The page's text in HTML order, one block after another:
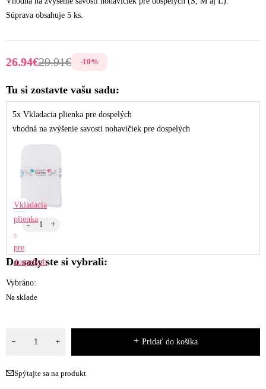
Súprava obsahuje 5 ks.
29.91€
26.94€ -10%
Tu si zostavte vašu sadu:
5x Vkladacia plienka pre dospelých
vhodná na zvýšenie savosti nohavičiek pre dospelých
Vkladacia
plienka
-
pre
dospelých
Do sady ste si vybrali:
Vybráno:
Na sklade
Pridať do košíka
Spýtajte sa na produkt